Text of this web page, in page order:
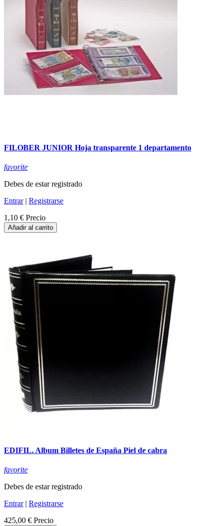
FILOBER JUNIOR Hoja transparente 1 departamento
favorite
Debes de estar registrado
Entrar| Registrarse
1,10 € Precio
Añadir al carrito
EDIFIL. Album Billetes de España Piel de cabra
favorite
Debes de estar registrado
Entrar| Registrarse
425,00 € Precio